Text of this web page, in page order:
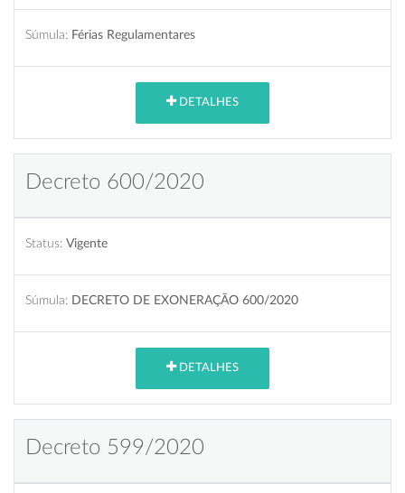
Súmula: Férias Regulamentares
DETALHES
Decreto 600/2020
Status: Vigente
Súmula: DECRETO DE EXONERAÇÃO 600/2020
DETALHES
Decreto 599/2020